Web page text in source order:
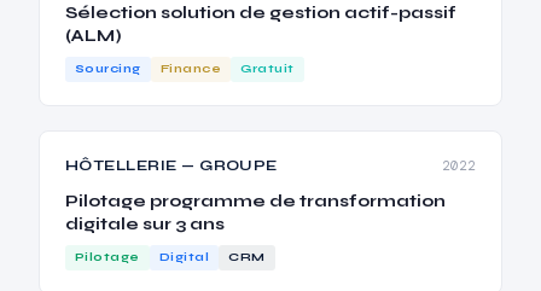
Sélection solution de gestion actif-passif
(ALM)
Sourcing Finance Gratuit
HÔTELLERIE — GROUPE 2022
Pilotage programme de transformation
digitale sur 3 ans
Pilotage Digital CRM